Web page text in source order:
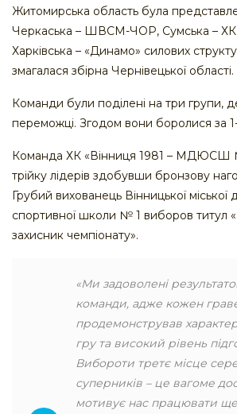
Житомирська область була
Черкаська – ШВСМ-ЧОР, Сумська – ХК
Харківська – «Динамо» силових
змагалася збірна Чернівецької області.
Команди були поділені на три групи,
переможці. Згодом вони боролися за 1-
Команда ХК «Вінниця 1981 – МДЮСШ
трійку лідерів здобувши бронзову
Грубий вихованець Вінницької міської
спортивної школи № 1 виборов титул
захисник чемпіонату».
«Ми задоволені
команди, адже кожен
продемонстрував
гру та високий рівень
Вибороти третє місце
суперників – це вагоме
мотивує нас працювати